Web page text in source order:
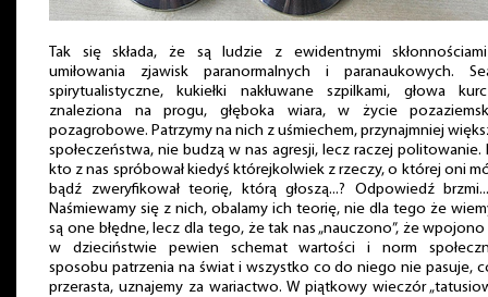
Tak się składa, że są ludzie z ewidentnymi
umiłowania zjawisk paranormalnych i paranaukowych.
spirytualistyczne, kukiełki nakłuwane szpilkami, głowa
znaleziona na progu, głęboka wiara, w życie
pozagrobowe. Patrzymy na nich z uśmiechem, przynajmniej
społeczeństwa, nie budzą w nas agresji, lecz raczej politowanie.
kto z nas spróbował kiedyś którejkolwiek z rzeczy, o której oni
bądź zweryfikował teorię, którą głoszą...? Odpowiedź
Naśmiewamy się z nich, obalamy ich teorię, nie dla tego że
są one błędne, lecz dla tego, że tak nas „nauczono”, że wpojono
w dzieciństwie pewien schemat wartości i norm
sposobu patrzenia na świat i wszystko co do niego nie pasuje,
przerasta, uznajemy za wariactwo. W piątkowy wieczór